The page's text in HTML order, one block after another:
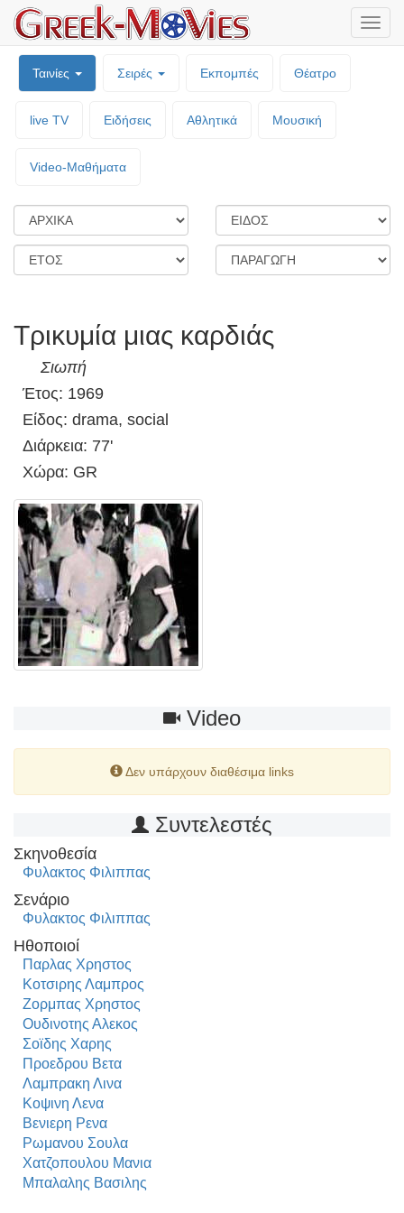
Ταινίες Σειρές Εκπομπές Θέατρο
live TV Ειδήσεις Αθλητικά Μουσική
Video-Mαθήματα
Τρικυμία μιας καρδιάς
Σιωπή
Έτος: 1969
Είδος: drama, social
Διάρκεια: 77'
Χώρα: GR
Video
Δεν υπάρχουν διαθέσιμα links
Συντελεστές
Σκηνοθεσία
Φυλακτος Φιλιππας
Σενάριο
Φυλακτος Φιλιππας
Ηθοποιοί
Παρλας Χρηστος
Κοτσιρης Λαμπρος
Ζορμπας Χρηστος
Ουδινοτης Αλεκος
Σοϊδης Χαρης
Προεδρου Βετα
Λαμπρακη Λινα
Κοψινη Λενα
Βενιερη Ρενα
Ρωμανου Σουλα
Χατζοπουλου Μανια
Μπαλαλης Βασιλης